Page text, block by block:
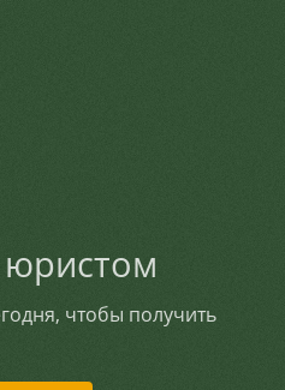
юристом
чтобы получить